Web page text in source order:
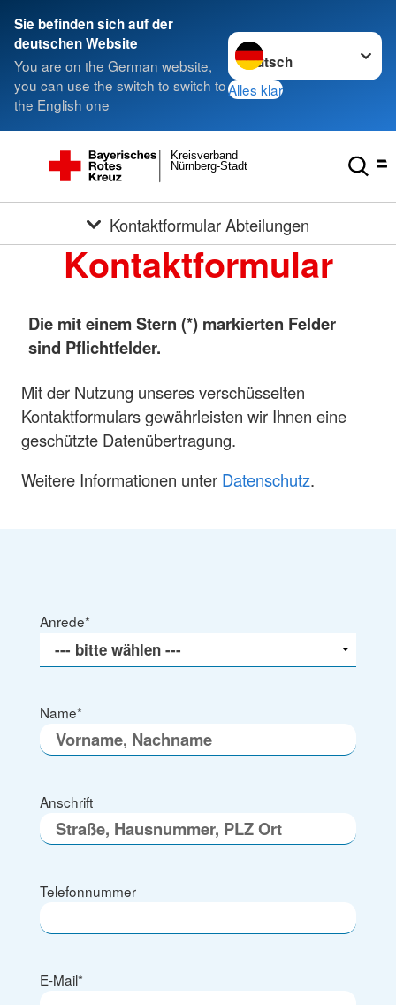
Sie befinden sich auf der
deutschen Website
You are on the German website,
you can use the switch to switch to
the English one
Sprache wechseln zu
Alles klar
Nürnberg-Stadt
Kreisverband
Kontaktformular Abteilungen
Kontaktformular
Die mit einem Stern (*) markierten Felder
sind Pflichtfelder.
Mit der Nutzung unseres verschüsselten
Kontaktformulars gewährleisten wir Ihnen eine
geschützte Datenübertragung.
Weitere Informationen unter Datenschutz.
Anrede*
Name*
Anschrift
Telefonnummer
E-Mail*